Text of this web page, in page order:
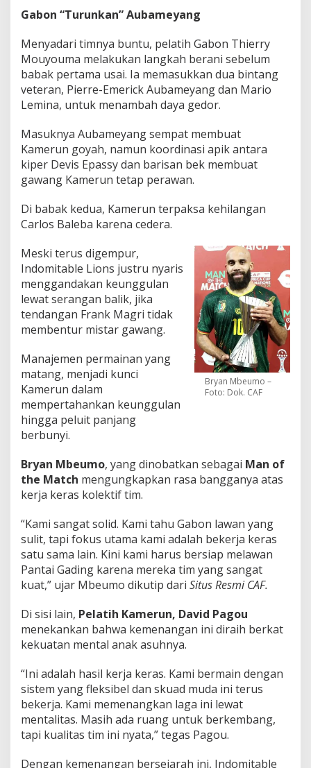
Gabon “Turunkan” Aubameyang
Menyadari timnya buntu, pelatih Gabon Thierry
Mouyouma melakukan langkah berani sebelum
babak pertama usai. Ia memasukkan dua bintang
veteran, Pierre-Emerick Aubameyang dan Mario
Lemina, untuk menambah daya gedor.
Masuknya Aubameyang sempat membuat
Kamerun goyah, namun koordinasi apik antara
kiper Devis Epassy dan barisan bek membuat
gawang Kamerun tetap perawan.
Di babak kedua, Kamerun terpaksa kehilangan
Carlos Baleba karena cedera.
Bryan Mbeumo –
Foto: Dok. CAF
Meski terus digempur,
Indomitable Lions justru nyaris
menggandakan keunggulan
lewat serangan balik, jika
tendangan Frank Magri tidak
membentur mistar gawang.
Manajemen permainan yang
matang, menjadi kunci
Kamerun dalam
mempertahankan keunggulan
hingga peluit panjang
berbunyi.
Bryan Mbeumo, yang dinobatkan sebagai Man of
the Match mengungkapkan rasa bangganya atas
kerja keras kolektif tim.
“Kami sangat solid. Kami tahu Gabon lawan yang
sulit, tapi fokus utama kami adalah bekerja keras
satu sama lain. Kini kami harus bersiap melawan
Pantai Gading karena mereka tim yang sangat
kuat,” ujar Mbeumo dikutip dari Situs Resmi CAF.
Di sisi lain, Pelatih Kamerun, David Pagou
menekankan bahwa kemenangan ini diraih berkat
kekuatan mental anak asuhnya.
“Ini adalah hasil kerja keras. Kami bermain dengan
sistem yang fleksibel dan skuad muda ini terus
bekerja. Kami memenangkan laga ini lewat
mentalitas. Masih ada ruang untuk berkembang,
tapi kualitas tim ini nyata,” tegas Pagou.
Dengan kemenangan bersejarah ini, Indomitable